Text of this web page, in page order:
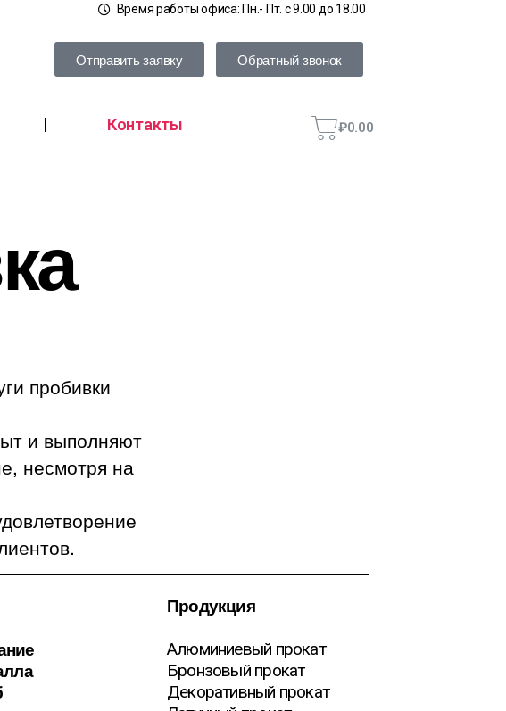
Время работы офиса: Пн.- Пт. с 9.00 до 18.00
Отправить заявку Обратный звонок
Контакты ₽0.00
пробивки
и выполняют
несмотря на
Продукция
Алюминиевый прокат
Бронзовый прокат
Декоративный прокат